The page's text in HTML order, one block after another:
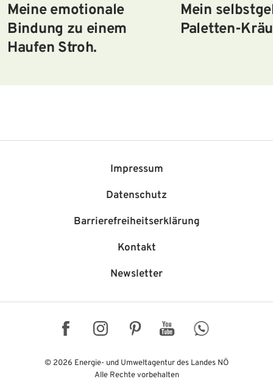
Meine emotionale
Bindung zu einem
Haufen Stroh.
Mein
Paletten-
Impressum
Datenschutz
Barriere­freiheits­erklärung
Kontakt
Newsletter
FacebookInstagramPinterestYouTubeWhatsApp
© 2026 Energie- und Umweltagentur des Landes NÖ
Alle Rechte vorbehalten